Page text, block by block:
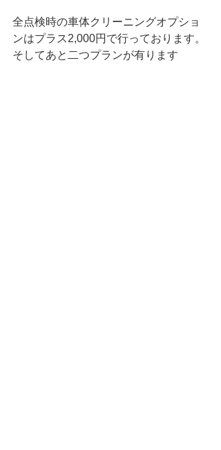
全点検時の車体クリーニングオプショ
ンはプラス2,000円で行っております。
そしてあと二つプランが有ります